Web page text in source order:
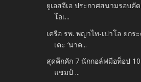
ยูเอสจีเอ ประกาศสนามรอบคั
โอเ...
เครือ รพ. พญาไท-เปาโล ยก
เตะ ‘นาค...
สุดคึกคัก 7 นักกอล์ฟมือท็อป
แชมป์ ...